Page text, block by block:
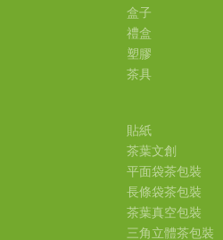
盒子
禮盒
塑膠
茶具
貼紙
茶葉文創
平面袋茶包裝
長條袋茶包裝
茶葉真空包裝
三角立體茶包裝